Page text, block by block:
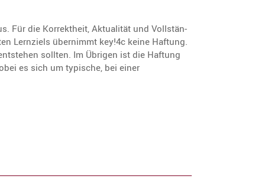
Für die Korrekt­heit, Aktua­lität und Vollstän­
Lernziels übernimmt key!4c keine Haftung.
sollten. Im Übrigen ist die Haftung
es sich um typische, bei einer